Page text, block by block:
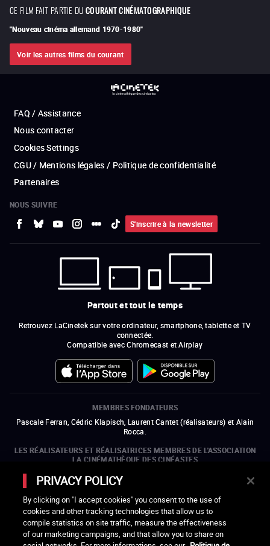
CE FILM FAIT PARTIE DUCOURANT CINÉMATOGRAPHIQUE
"Nouveau cinéma allemand 1970-1980"
Voir les autres films du courant
FAQ / Assistance
Nous contacter
Cookies Settings
CGU / Mentions légales / Politique de confidentialité
Partenaires
NOUS SUIVRE
S'inscrire à la newsletter
Partout et tout le temps
Retrouvez LaCinetek sur votre ordinateur, smartphone, tablette et TV
connectée.
Compatible avec Chromecast et Airplay
MEMBRES FONDATEURS
Pascale Ferran, Cédric Klapisch, Laurent Cantet (réalisateurs) et Alain
Rocca.
LES RÉALISATEURS ET RÉALISATRICES MEMBRES DE L'ASSOCIATION
LA CINÉMATHÈQUE DES CINÉASTES
Olivier Assayas, Bertrand Bonello, Michel Hazanavicius (représentant de
l'ARP), Rebecca Zlotowski et Mikael Buch (représentant de la SRF)
LES ORGANISMES MEMBRES DE L'ASSOCIATION LA CINÉMATHÈQUE
DES CINÉASTES
PRIVACY POLICY
By clicking on "I accept cookies" you consent to the use of
cookies and other tracking technologies that allow us to
compile statistics on site traffic, measure the effectiveness
of our marketing campaigns, and that allow you to share on